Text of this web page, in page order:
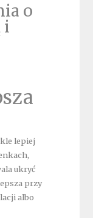
o
i
lepiej
ukryć
przy
albo